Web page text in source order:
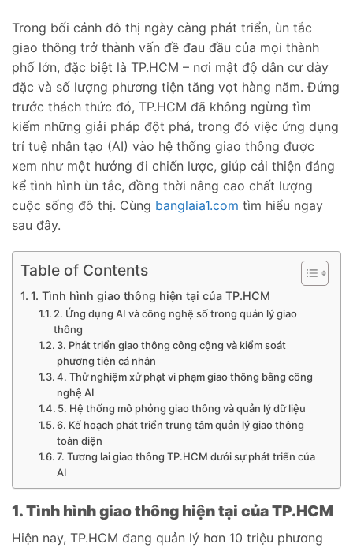
Trong bối cảnh đô thị ngày càng phát triển, ùn tắc
giao thông trở thành vấn đề đau đầu của mọi thành
phố lớn, đặc biệt là TP.HCM – nơi mật độ dân cư dày
đặc và số lượng phương tiện tăng vọt hàng năm. Đứng
trước thách thức đó, TP.HCM đã không ngừng tìm
kiếm những giải pháp đột phá, trong đó việc ứng dụng
trí tuệ nhân tạo (AI) vào hệ thống giao thông được
xem như một hướng đi chiến lược, giúp cải thiện đáng
kể tình hình ùn tắc, đồng thời nâng cao chất lượng
cuộc sống đô thị. Cùng banglaia1.com tìm hiểu ngay
sau đây.
Table of Contents
1. Tình hình giao thông hiện tại của TP.HCM
2. Ứng dụng AI và công nghệ số trong quản lý giao
thông
3. Phát triển giao thông công cộng và kiểm soát
phương tiện cá nhân
4. Thử nghiệm xử phạt vi phạm giao thông bằng công
nghệ AI
5. Hệ thống mô phỏng giao thông và quản lý dữ liệu
6. Kế hoạch phát triển trung tâm quản lý giao thông
toàn diện
7. Tương lai giao thông TP.HCM dưới sự phát triển của
AI
1. Tình hình giao thông hiện tại của TP.HCM
Hiện nay, TP.HCM đang quản lý hơn 10 triệu phương